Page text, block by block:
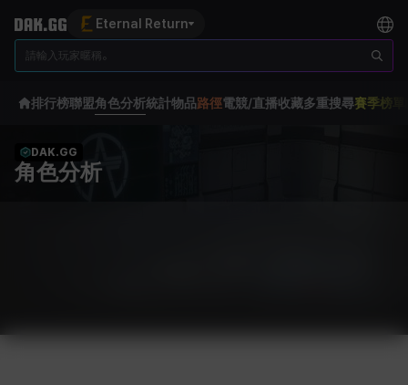
Eternal Return
排行榜聯盟角色分析統計物品路徑電競/直播收藏多重搜尋賽季榜單
DAK.GG
角色分析